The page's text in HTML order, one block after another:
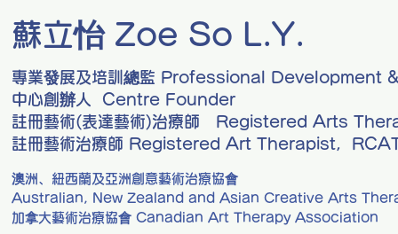
蘇立怡 Zoe So L.Y.
專業發展及培訓總監 Professional Development
中心創辦人 Centre Founder
註冊藝術(表達藝術)治療師 Registered Arts
註冊藝術治療師 Registered Art Therapist,
澳洲、紐西蘭及亞洲創意藝術治療協會
Australian, New Zealand and Asian Creative Arts
加拿大藝術治療協會 Canadian Art Therapy Association